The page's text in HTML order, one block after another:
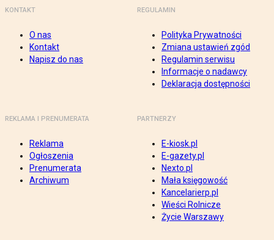
KONTAKT
O nas
Kontakt
Napisz do nas
REGULAMIN
Polityka Prywatności
Zmiana ustawień zgód
Regulamin serwisu
Informacje o nadawcy
Deklaracja dostępności
REKLAMA I PRENUMERATA
Reklama
Ogłoszenia
Prenumerata
Archiwum
PARTNERZY
E-kiosk.pl
E-gazety.pl
Nexto.pl
Mała księgowość
Kancelarierp.pl
Wieści Rolnicze
Życie Warszawy